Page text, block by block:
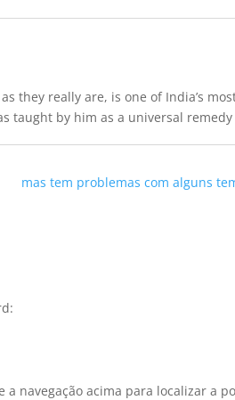
they really are, is one of India’s
taught by him as a universal
mas tem problemas com alguns
:
navegação acima para localizar a